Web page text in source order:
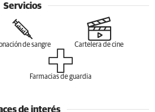
Servicios
de sangre Cartelera de cine
Farmacias de guardia
de interés